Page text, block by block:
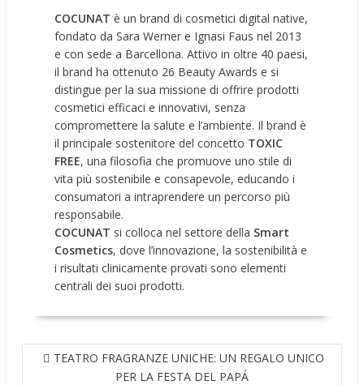
COCUNATè un brand di cosmetici digital native,
fondato da Sara Werner e Ignasi Faus nel 2013
e con sede a Barcellona. Attivo in oltre 40 paesi,
il brand ha ottenuto 26 Beauty Awards e si
distingue per la sua missione di offrire prodotti
cosmetici efficaci e innovativi, senza
compromettere la salute e l’ambiente. Il brand è
il principale sostenitore del concetto TOXIC
FREE, una filosofia che promuove uno stile di
vita più sostenibile e consapevole, educando i
consumatori a intraprendere un percorso più
responsabile.
COCUNAT si colloca nel settore della Smart
Cosmetics, dove l’innovazione, la sostenibilità e
i risultati clinicamente provati sono elementi
centrali dei suoi prodotti.
NAVIGAZIONE
ARTICOLITEATRO FRAGRANZE UNICHE: UN REGALO UNICO
PER LA FESTA DEL PAPÁ